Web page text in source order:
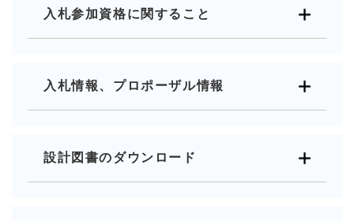
入札参加資格に関すること
入札情報、プロポーザル情報
設計図書のダウンロード